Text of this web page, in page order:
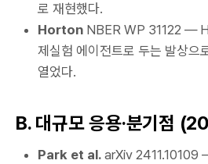
로 재현했다.
Horton NBER WP 31122 —
제실험 에이전트로 두는 발상으
열었다.
B. 대규모 응용·분기점
Park et al. arXiv 2411.10109